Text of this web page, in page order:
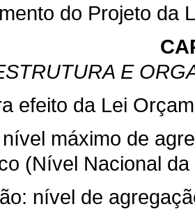
do Projeto da
E
efeito da Lei
máximo de
(Nível Nacional
nível de